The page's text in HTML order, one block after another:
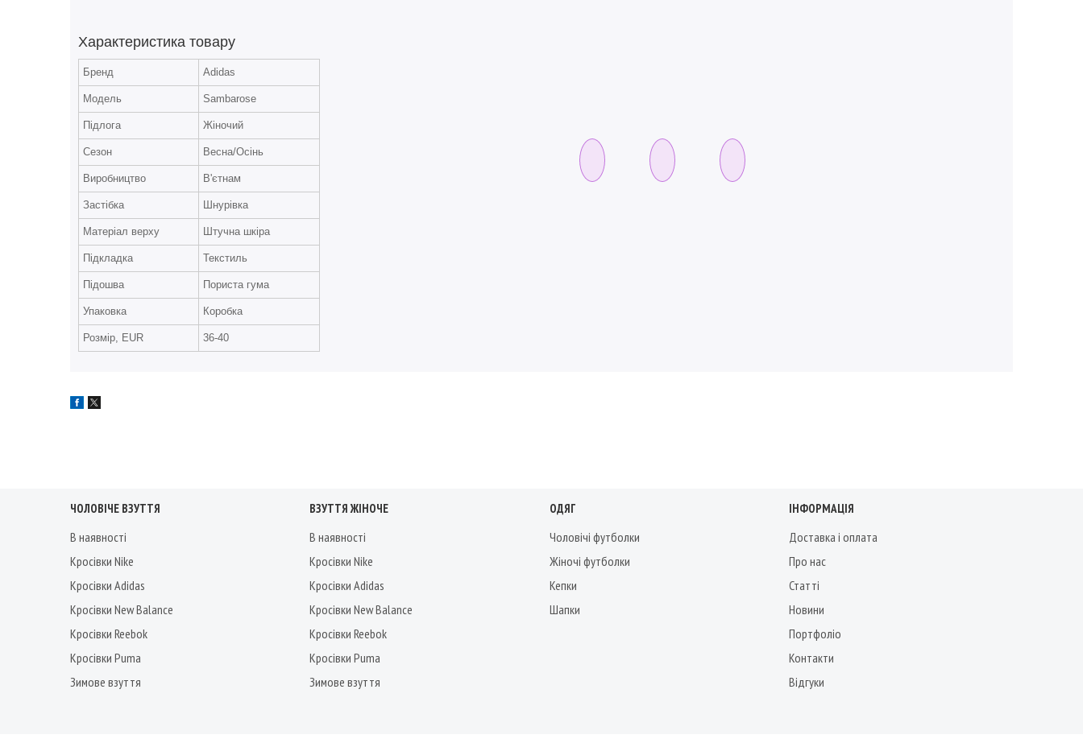
Характеристика товару
Бренд Adidas
Модель Sambarose
Підлога Жіночий
Сезон Весна/Осінь
Виробництво В'єтнам
Застібка Шнурівка
Матеріал верху Штучна шкіра
Підкладка Текстиль
Підошва Пориста гума
Упаковка Коробка
Розмір, EUR 36-40
ЧОЛОВІЧЕ ВЗУТТЯ
В наявності
Кросівки Nike
Кросівки Adidas
Кросівки New Balance
Кросівки Reebok
Кросівки Puma
Зимове взуття
ВЗУТТЯ ЖІНОЧЕ
В наявності
Кросівки Nike
Кросівки Adidas
Кросівки New Balance
Кросівки Reebok
Кросівки Puma
Зимове взуття
ОДЯГ
Чоловічі футболки
Жіночі футболки
Кепки
Шапки
ІНФОРМАЦІЯ
Доставка і оплата
Про нас
Статті
Новини
Портфоліо
Контакти
Відгуки